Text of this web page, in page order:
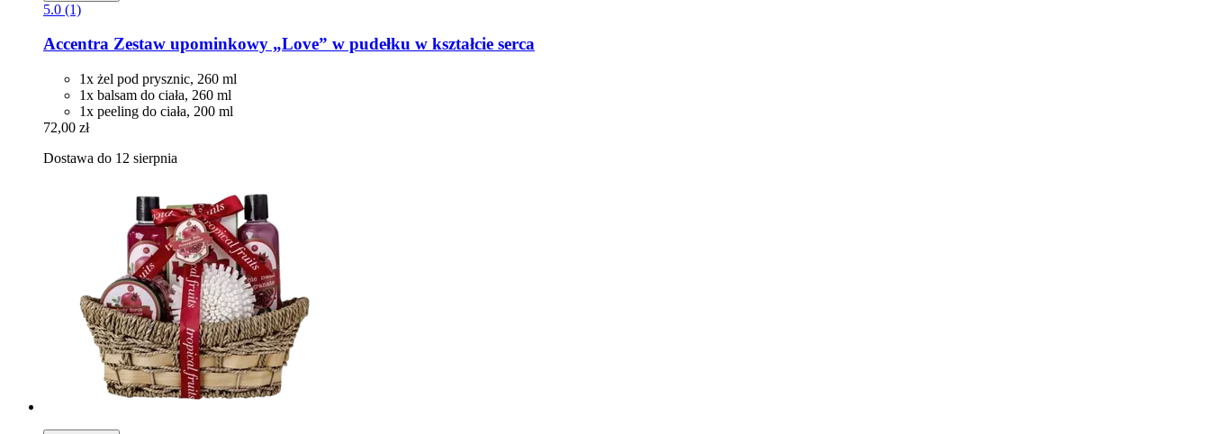
5.0 (1)
Accentra Zestaw upominkowy „Love” w pudełku w kształcie serca
1x żel pod prysznic, 260 ml
1x balsam do ciała, 260 ml
1x peeling do ciała, 200 ml
72,00 zł
Dostawa do 12 sierpnia